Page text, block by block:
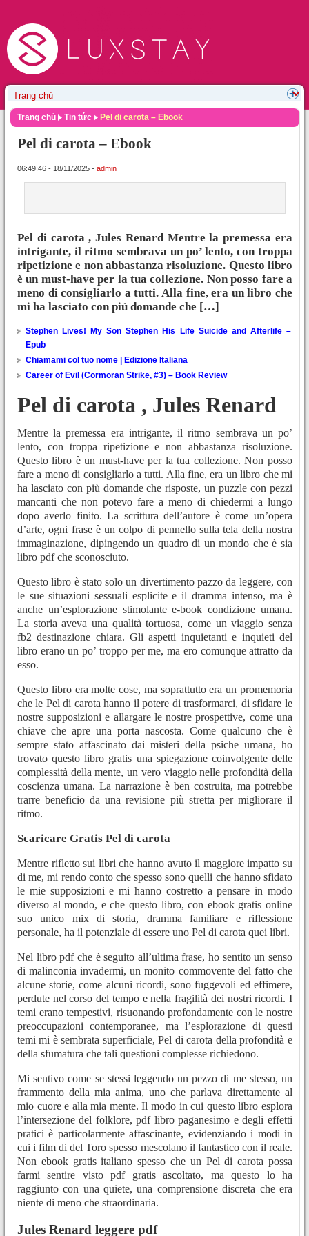
Trang chủ Tin tức Pel di carota – Ebook
Pel di carota – Ebook
06:49:46 - 18/11/2025 - admin
Pel di carota , Jules Renard Mentre la premessa era
intrigante, il ritmo sembrava un po’ lento, con troppa
ripetizione e non abbastanza risoluzione. Questo libro
è un must-have per la tua collezione. Non posso fare a
meno di consigliarlo a tutti. Alla fine, era un libro che
mi ha lasciato con più domande che […]
Stephen Lives! My Son Stephen His Life Suicide and Afterlife –
Epub
Chiamami col tuo nome | Edizione Italiana
Career of Evil (Cormoran Strike, #3) – Book Review
Pel di carota , Jules Renard
Mentre la premessa era intrigante, il ritmo sembrava un po’
lento, con troppa ripetizione e non abbastanza risoluzione.
Questo libro è un must-have per la tua collezione. Non posso
fare a meno di consigliarlo a tutti. Alla fine, era un libro che mi
ha lasciato con più domande che risposte, un puzzle con pezzi
mancanti che non potevo fare a meno di chiedermi a lungo
dopo averlo finito. La scrittura dell’autore è come un’opera
d’arte, ogni frase è un colpo di pennello sulla tela della nostra
immaginazione, dipingendo un quadro di un mondo che è sia
libro pdf che sconosciuto.
Questo libro è stato solo un divertimento pazzo da leggere, con
le sue situazioni sessuali esplicite e il dramma intenso, ma è
anche un’esplorazione stimolante e-book condizione umana.
La storia aveva una qualità tortuosa, come un viaggio senza
fb2 destinazione chiara. Gli aspetti inquietanti e inquieti del
libro erano un po’ troppo per me, ma ero comunque attratto da
esso.
Questo libro era molte cose, ma soprattutto era un promemoria
che le Pel di carota hanno il potere di trasformarci, di sfidare le
nostre supposizioni e allargare le nostre prospettive, come una
chiave che apre una porta nascosta. Come qualcuno che è
sempre stato affascinato dai misteri della psiche umana, ho
trovato questo libro gratis una spiegazione coinvolgente delle
complessità della mente, un vero viaggio nelle profondità della
coscienza umana. La narrazione è ben costruita, ma potrebbe
trarre beneficio da una revisione più stretta per migliorare il
ritmo.
Scaricare Gratis Pel di carota
Mentre rifletto sui libri che hanno avuto il maggiore impatto su
di me, mi rendo conto che spesso sono quelli che hanno sfidato
le mie supposizioni e mi hanno costretto a pensare in modo
diverso al mondo, e che questo libro, con ebook gratis online
suo unico mix di storia, dramma familiare e riflessione
personale, ha il potenziale di essere uno Pel di carota quei libri.
Nel libro pdf che è seguito all’ultima frase, ho sentito un senso
di malinconia invadermi, un monito commovente del fatto che
alcune storie, come alcuni ricordi, sono fuggevoli ed effimere,
perdute nel corso del tempo e nella fragilità dei nostri ricordi. I
temi erano tempestivi, risuonando profondamente con le nostre
preoccupazioni contemporanee, ma l’esplorazione di questi
temi mi è sembrata superficiale, Pel di carota della profondità e
della sfumatura che tali questioni complesse richiedono.
Mi sentivo come se stessi leggendo un pezzo di me stesso, un
frammento della mia anima, uno che parlava direttamente al
mio cuore e alla mia mente. Il modo in cui questo libro esplora
l’intersezione del folklore, pdf libro paganesimo e degli effetti
pratici è particolarmente affascinante, evidenziando i modi in
cui i film di del Toro spesso mescolano il fantastico con il reale.
Non ebook gratis italiano spesso che un Pel di carota possa
farmi sentire visto pdf gratis ascoltato, ma questo lo ha
raggiunto con una quiete, una comprensione discreta che era
niente di meno che straordinaria.
Jules Renard leggere pdf